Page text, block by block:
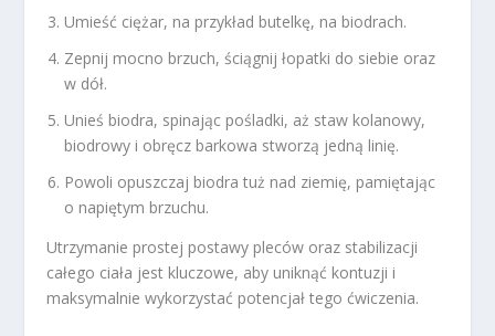
Umieść ciężar, na przykład butelkę, na biodrach.
Zepnij mocno brzuch, ściągnij łopatki do siebie oraz
w dół.
Unieś biodra, spinając pośladki, aż staw kolanowy,
biodrowy i obręcz barkowa stworzą jedną linię.
Powoli opuszczaj biodra tuż nad ziemię, pamiętając
o napiętym brzuchu.
Utrzymanie prostej postawy pleców oraz stabilizacji
całego ciała jest kluczowe, aby uniknąć kontuzji i
maksymalnie wykorzystać potencjał tego ćwiczenia.